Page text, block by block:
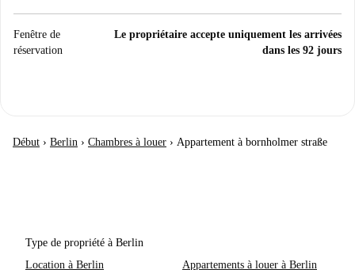
Fenêtre de
réservation
Le propriétaire accepte uniquement les arrivées
dans les 92 jours
Début › Berlin › Chambres à louer › Appartement à bornholmer straße
Type de propriété à Berlin
Location à Berlin
Appartements à louer à Berlin